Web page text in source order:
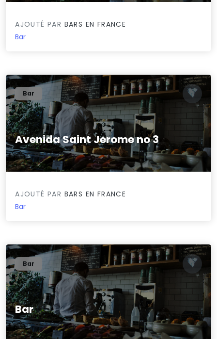
AJOUTÉ PAR BARS EN FRANCE
Bar
Avenida Saint Jerome no 3
0/5
Bar
AJOUTÉ PAR BARS EN FRANCE
Bar
Bar
0/5
Bar